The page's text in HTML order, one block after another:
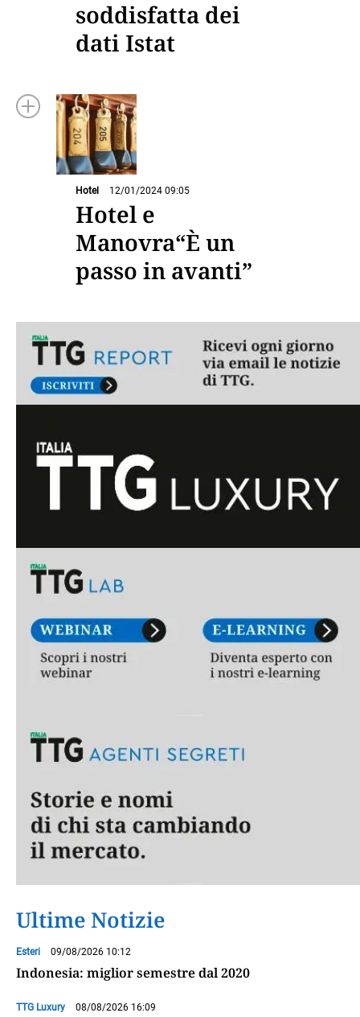
soddisfatta dei
dati Istat
Hotel 12/01/2024 09:05
Hotel e
Manovra“È un
passo in avanti”
Ultime Notizie
Esteri 09/08/2026 10:12
Indonesia: miglior semestre dal 2020
TTG Luxury 08/08/2026 16:09